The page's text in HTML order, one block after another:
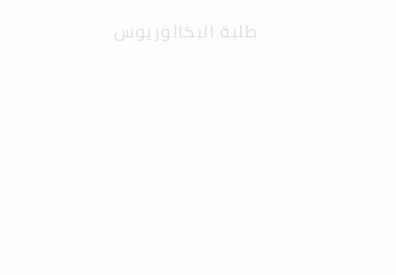
طلبة البكالوريوس